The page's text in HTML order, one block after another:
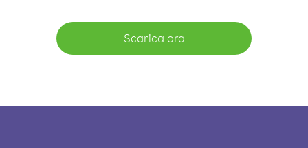
Scarica ora